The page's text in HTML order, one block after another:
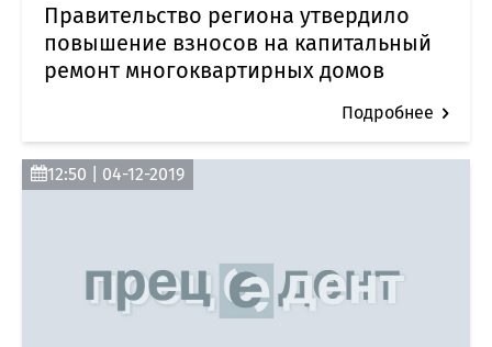
Правительство региона утвердило
повышение взносов на капитальный
ремонт многоквартирных домов
Подробнее
12:50 | 04-12-2019